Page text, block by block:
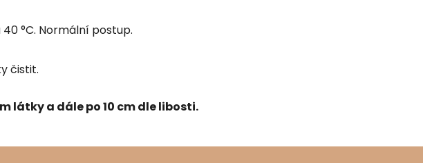
°C. Normální postup.
čistit.
látky a dále po 10 cm dle libosti.